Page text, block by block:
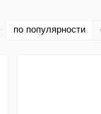
по популярности